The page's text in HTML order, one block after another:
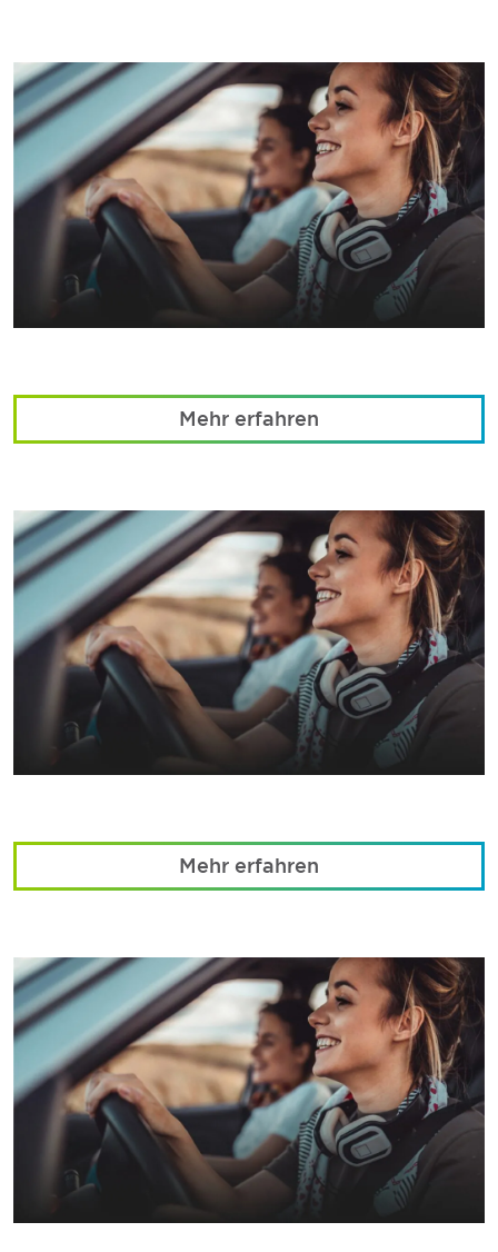
Mehr erfahren
Mehr erfahren